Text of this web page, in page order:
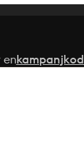
enkampanjkod